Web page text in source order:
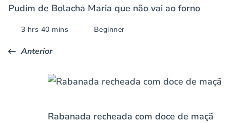
Pudim de Bolacha Maria que não vai ao forno
3 hrs 40 mins Beginner
Anterior
Rabanada recheada com doce de maçã